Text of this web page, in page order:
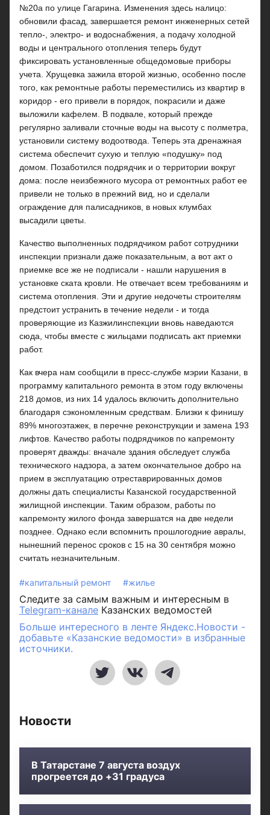
№20а по улице Гагарина. Изменения здесь налицо:
обновили фасад, завершается ремонт инженерных сетей
тепло-, электро- и водоснабжения, а подачу холодной
воды и центрального отопления теперь будут
фиксировать установленные общедомовые приборы
учета. Хрущевка зажила второй жизнью, особенно после
того, как ремонтные работы переместились из квартир в
коридор - его привели в порядок, покрасили и даже
выложили кафелем. В подвале, который прежде
регулярно заливали сточные воды на высоту с полметра,
установили систему водоотвода. Теперь эта дренажная
система обеспечит сухую и теплую «подушку» под
домом. Позаботился подрядчик и о территории вокруг
дома: после неизбежного мусора от ремонтных работ ее
привели не только в прежний вид, но и сделали
ограждение для палисадников, в новых клумбах
высадили цветы.
Качество выполненных подрядчиком работ сотрудники
инспекции признали даже показательным, а вот акт о
приемке все же не подписали - нашли нарушения в
установке ската кровли. Не отвечает всем требованиям и
система отопления. Эти и другие недочеты строителям
предстоит устранить в течение недели - и тогда
проверяющие из Казжилинспекции вновь наведаются
сюда, чтобы вместе с жильцами подписать акт приемки
работ.
Как вчера нам сообщили в пресс-службе мэрии Казани, в
программу капитального ремонта в этом году включены
218 домов, из них 14 удалось включить дополнительно
благодаря сэкономленным средствам. Близки к финишу
89% многоэтажек, в перечне реконструкции и замена 193
лифтов. Качество работы подрядчиков по капремонту
проверят дважды: вначале здания обследует служба
технического надзора, а затем окончательное добро на
прием в эксплуатацию отреставрированных домов
должны дать специалисты Казанской государственной
жилищной инспекции. Таким образом, работы по
капремонту жилого фонда завершатся на две недели
позднее. Однако если вспомнить прошлогодние авралы,
нынешний перенос сроков с 15 на 30 сентября можно
считать незначительным.
#капитальный ремонт #жилье
Следите за самым важным и интересным в
Telegram-канале Казанских ведомостей
Больше интересного в ленте Яндекс.Новости -
добавьте «Казанские ведомости» в избранные
источники.
Новости
В Татарстане 7 августа воздух
прогреется до +31 градуса